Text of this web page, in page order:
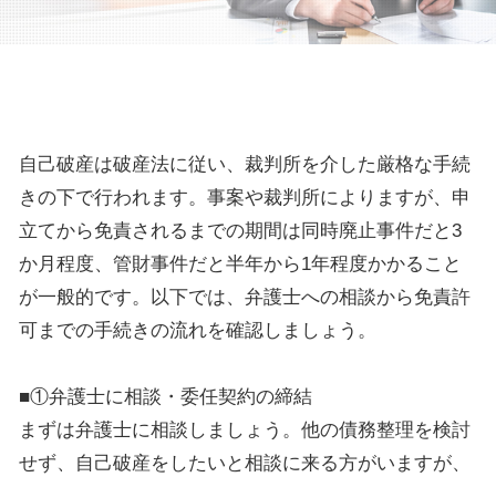
自己破産は破産法に従い、裁判所を介した厳格な手続
きの下で行われます。事案や裁判所によりますが、申
立てから免責されるまでの期間は同時廃止事件だと3
か月程度、管財事件だと半年から1年程度かかること
が一般的です。以下では、弁護士への相談から免責許
可までの手続きの流れを確認しましょう。
■①弁護士に相談・委任契約の締結
まずは弁護士に相談しましょう。他の債務整理を検討
せず、自己破産をしたいと相談に来る方がいますが、